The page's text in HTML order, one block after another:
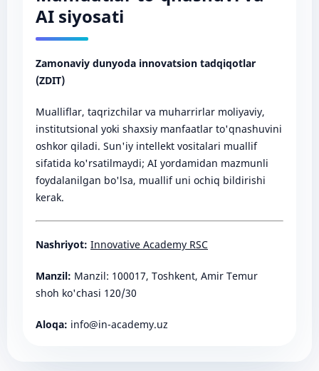
AI siyosati
Zamonaviy dunyoda innovatsion tadqiqotlar
(ZDIT)
Mualliflar, taqrizchilar va muharrirlar moliyaviy,
institutsional yoki shaxsiy manfaatlar to'qnashuvini
oshkor qiladi. Sun'iy intellekt vositalari muallif
sifatida ko'rsatilmaydi; AI yordamidan mazmunli
foydalanilgan bo'lsa, muallif uni ochiq bildirishi
kerak.
Nashriyot: Innovative Academy RSC
Manzil: Manzil: 100017, Toshkent, Amir Temur
shoh ko'chasi 120/30
Aloqa: info@in-academy.uz